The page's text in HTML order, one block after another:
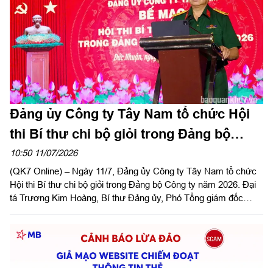
năm Thành phố vinh dự mang tên Chủ tịch Hồ Chí Minh và
hướng tới cột mốc 30 năm Ngân hàng Thương mại cổ phần
Quân đội (MB) có mặt tại khu vực phía Nam.
Đảng ủy Công ty Tây Nam tổ chức Hội
thi Bí thư chi bộ giỏi trong Đảng bộ
Công ty năm 2026
10:50 11/07/2026
(QK7 Online) – Ngày 11/7, Đảng ủy Công ty Tây Nam tổ chức
Hội thi Bí thư chi bộ giỏi trong Đảng bộ Công ty năm 2026. Đại
tá Trương Kim Hoàng, Bí thư Đảng ủy, Phó Tổng giám đốc